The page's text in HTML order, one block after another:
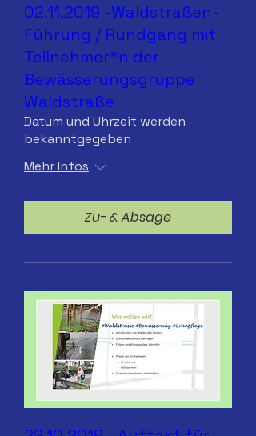
02.11.2019 -Waldstraßen-
Führung / Rundgang mit
Teilnehmer*n der
Bewässerungsgruppe
Waldstraße
Datum und Uhrzeit werden
bekanntgegeben
Mehr Infos
Zu- & Absage